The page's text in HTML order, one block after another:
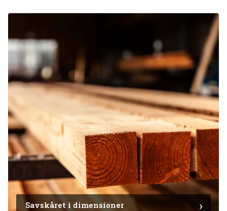
Savskåret i dimensioner